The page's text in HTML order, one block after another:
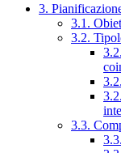
3.
3.1.
3.2.
3.3.